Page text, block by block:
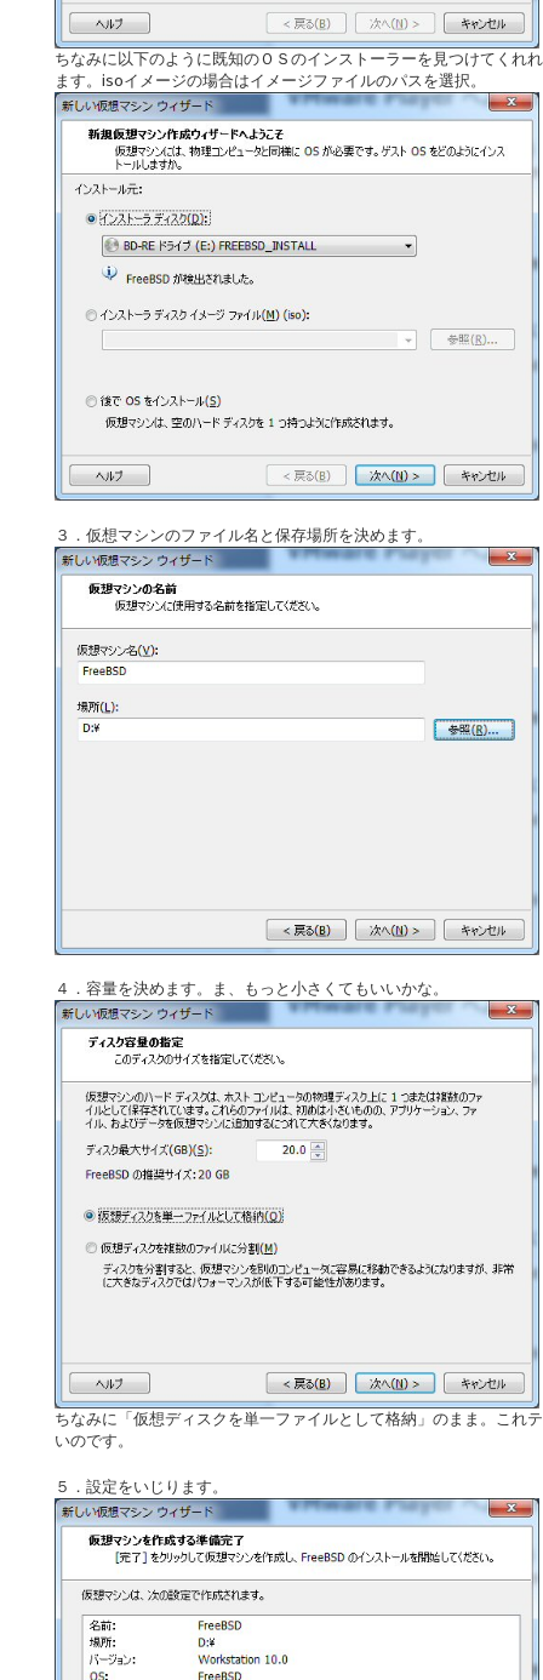
ちなみに以下のように既知のＯＳのインストーラーを見つけてくれ
ます。isoイメージの場合はイメージファイルのパスを選択。
３．仮想マシンのファイル名と保存場所を決めます。
４．容量を決めます。ま、もっと小さくてもいいかな。
ちなみに「仮想ディスクを単一ファイルとして格納」のまま。これ
いのです。
５．設定をいじります。